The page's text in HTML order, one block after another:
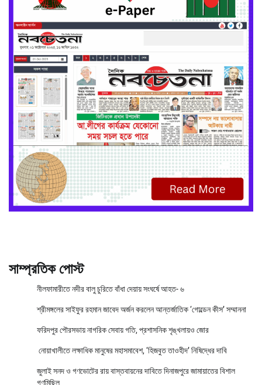
সাম্প্রতিক পোস্ট
নীলফামারীতে নদীর বালু চুরিতে বাঁধা দেয়ায় সংঘর্ষে আহত- ৬
শ্রীমঙ্গলের সাইফুর রহমান জাবেদ অর্জন করলেন আন্তর্জাতিক ‘গোল্ডেন কীস’ সম্মাননা
ফরিদপুর পৌরসভায় নাগরিক সেবায় গতি, প্রশাসনিক শৃঙ্খলায়ও জোর
নোয়াখালীতে লক্ষাধিক মানুষের মহাসমাবেশ, ‘হিজবুত তাওহীদ’ নিষিদ্ধের দাবি
জুলাই সনদ ও গণভোটের রায় বাস্তবায়নের দাবিতে দিনাজপুরে জামায়াতের বিশাল
গণমিছিল